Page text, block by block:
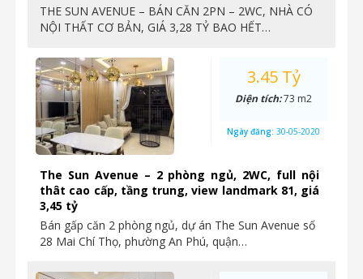
THE SUN AVENUE – BÁN CĂN 2PN – 2WC, NHÀ CÓ
NỘI THẤT CƠ BẢN, GIÁ 3,28 TỶ BAO HẾT…
The Sun Avenue – 2 phòng ngủ, 2WC, full nội
thât cao cấp, tầng trung, view landmark 81, giá
3,45 tỷ
Bán gấp căn 2 phòng ngủ, dự án The Sun Avenue số
28 Mai Chí Thọ, phường An Phú, quận…
3.45 Tỷ
Diện tích:73 m2
Ngày đăng: 30-05-2020